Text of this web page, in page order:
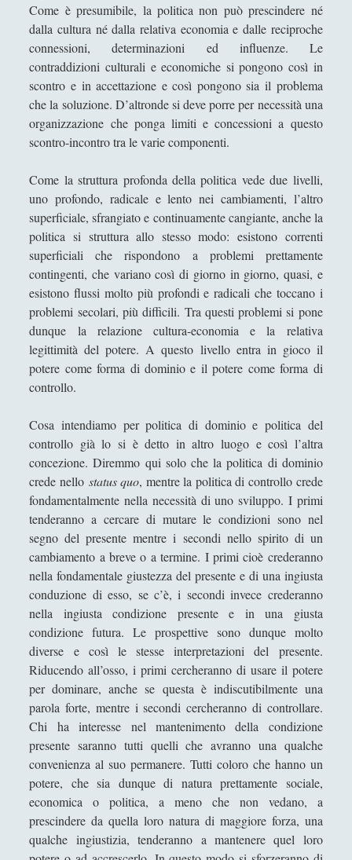
Capire la “Risposta alla domanda –
Che cos'è l’illuminismo” di Immanuel
Kant
Capire “Capitalismo e libertà” di Milton
Friedman
Carl Von Clausewitz - Analisi di filosofia
della guerra
di Hobbes
Dei delitti e delle pene - Cesare
Beccaria
E tu, che complottista sei? - Le radici
filosofiche del complottismo
Gramsci e i quaderni del carcere
Il liberalismo di John Rawls
Il paradosso del legalista radicale o il
paradosso di Sabatini
La banalità del male - Hannah Arendt
La filosofia e il linguaggio politico
cinese. La riscoperta di Confucio e i
limiti filosofici della nostra
La filosofia e il linguaggio politico
cinese. La riscoperta di Confucio e i
limiti filosofici della nostra
comprensione della Cina [3/3]
La guerra come attività culturale
La nozione di autorità
La proprietà in Hobbes
Lavoro nell’età dei robot - Una
riflessione sul futuro prossimo?
L’Europa a lezione dalle Unioni di
Comuni: un modello realistico per la
politica estera e non solo
L’invisibile e il reale: UFO, crescita
economica e il paradosso delle
narrazioni
Come è presumibile, la politica non può prescindere né
dalla cultura né dalla relativa economia e dalle reciproche
connessioni, determinazioni ed influenze. Le
contraddizioni culturali e economiche si pongono così in
scontro e in accettazione e così pongono sia il problema
che la soluzione. D’altronde si deve porre per necessità una
organizzazione che ponga limiti e concessioni a questo
scontro-incontro tra le varie componenti.
Come la struttura profonda della politica vede due livelli,
uno profondo, radicale e lento nei cambiamenti, l’altro
superficiale, sfrangiato e continuamente cangiante, anche la
politica si struttura allo stesso modo: esistono correnti
superficiali che rispondono a problemi prettamente
contingenti, che variano così di giorno in giorno, quasi, e
esistono flussi molto più profondi e radicali che toccano i
problemi secolari, più difficili. Tra questi problemi si pone
dunque la relazione cultura-economia e la relativa
legittimità del potere. A questo livello entra in gioco il
potere come forma di dominio e il potere come forma di
controllo.
Cosa intendiamo per politica di dominio e politica del
controllo già lo si è detto in altro luogo e così l’altra
concezione. Diremmo qui solo che la politica di dominio
crede nello status quo, mentre la politica di controllo crede
fondamentalmente nella necessità di uno sviluppo. I primi
tenderanno a cercare di mutare le condizioni sono nel
segno del presente mentre i secondi nello spirito di un
cambiamento a breve o a termine. I primi cioè crederanno
nella fondamentale giustezza del presente e di una ingiusta
conduzione di esso, se c’è, i secondi invece crederanno
nella ingiusta condizione presente e in una giusta
condizione futura. Le prospettive sono dunque molto
diverse e così le stesse interpretazioni del presente.
Riducendo all’osso, i primi cercheranno di usare il potere
per dominare, anche se questa è indiscutibilmente una
parola forte, mentre i secondi cercheranno di controllare.
Chi ha interesse nel mantenimento della condizione
presente saranno tutti quelli che avranno una qualche
convenienza al suo permanere. Tutti coloro che hanno un
potere, che sia dunque di natura prettamente sociale,
economica o politica, a meno che non vedano, a
prescindere da quella loro natura di maggiore forza, una
qualche ingiustizia, tenderanno a mantenere quel loro